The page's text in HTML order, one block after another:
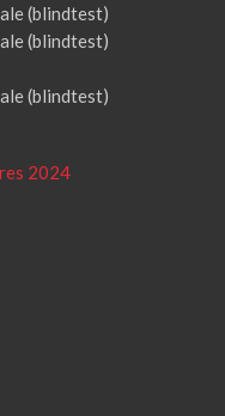
(blindtest)
(blindtest)
(blindtest)
2024